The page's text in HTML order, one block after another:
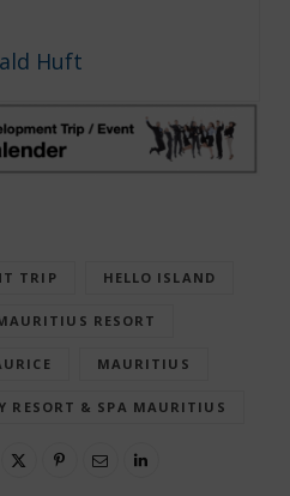
Huft
TRIP HELLO ISLAND
RESORT
MAURITIUS
RESORT & SPA MAURITIUS